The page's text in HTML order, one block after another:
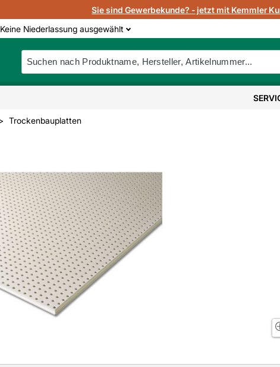
Sie sind Gewerbekunde? - jetzt mit Kemmler
Keine Niederlassung ausgewählt
Trockenbauplatten